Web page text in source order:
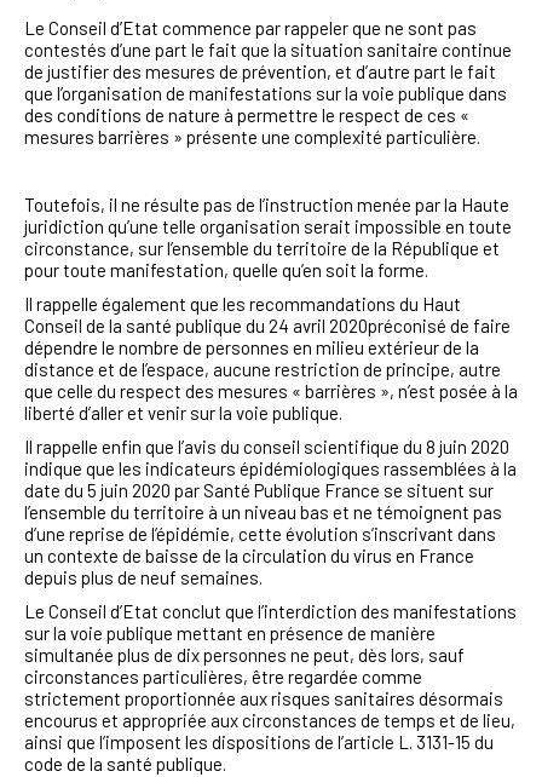
Le Conseil d’Etat commence par rappeler que ne sont pas
contestés d’une part le fait que la situation sanitaire continue
de justifier des mesures de prévention, et d’autre part le fait
que l’organisation de manifestations sur la voie publique dans
des conditions de nature à permettre le respect de ces «
mesures barrières » présente une complexité particulière.
Toutefois, il ne résulte pas de l’instruction menée par la Haute
juridiction qu’une telle organisation serait impossible en toute
circonstance, sur l’ensemble du territoire de la République et
pour toute manifestation, quelle qu’en soit la forme.
Il rappelle également que les recommandations du Haut
Conseil de la santé publique du 24 avril 2020préconisé de faire
dépendre le nombre de personnes en milieu extérieur de la
distance et de l’espace, aucune restriction de principe, autre
que celle du respect des mesures « barrières », n’est posée à la
liberté d’aller et venir sur la voie publique.
Il rappelle enfin que l’avis du conseil scientifique du 8 juin 2020
indique que les indicateurs épidémiologiques rassemblées à la
date du 5 juin 2020 par Santé Publique France se situent sur
l’ensemble du territoire à un niveau bas et ne témoignent pas
d’une reprise de l’épidémie, cette évolution s’inscrivant dans
un contexte de baisse de la circulation du virus en France
depuis plus de neuf semaines.
Le Conseil d’Etat conclut que l’interdiction des manifestations
sur la voie publique mettant en présence de manière
simultanée plus de dix personnes ne peut, dès lors, sauf
circonstances particulières, être regardée comme
strictement proportionnée aux risques sanitaires désormais
encourus et appropriée aux circonstances de temps et de lieu,
ainsi que l’imposent les dispositions de l’article L. 3131-15 du
code de la santé publique.